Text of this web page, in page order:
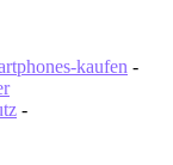
kaufen -
-